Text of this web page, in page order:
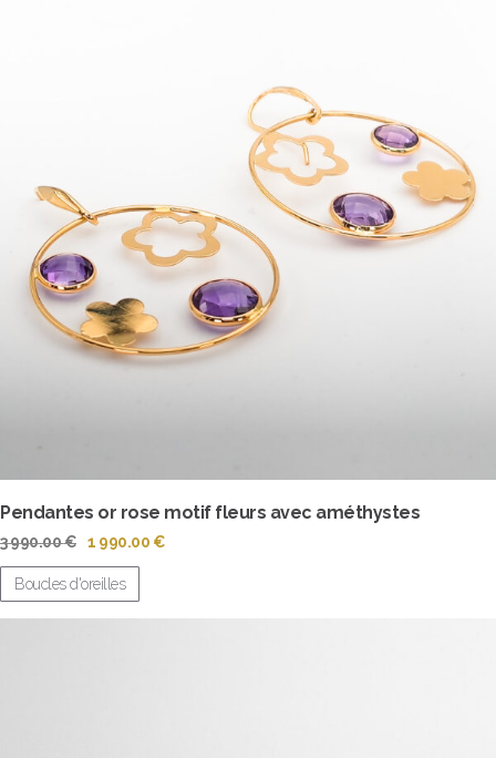
Pendantes or rose motif fleurs avec améthystes
3 990.00€
Le
initial
était :
3
1 990.00 €Le
1
Boucles d'oreilles